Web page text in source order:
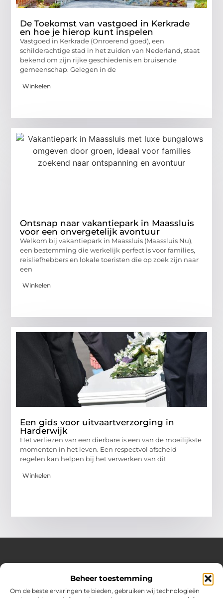
Beheer toestemming
Om de beste ervaringen te bieden, gebruiken wij technologieën
De Toekomst van vastgoed in Kerkrade
en hoe je hierop kunt inspelen
Vastgoed in Kerkrade (Onroerend goed), een
schilderachtige stad in het zuiden van Nederland, staat
bekend om zijn rijke geschiedenis en bruisende
gemeenschap. Gelegen in de
Winkelen
Ontsnap naar vakantiepark in Maassluis
voor een onvergetelijk avontuur
Welkom bij vakantiepark in Maassluis (Maassluis Nu),
een bestemming die werkelijk perfect is voor families,
reisliefhebbers en lokale toeristen die op zoek zijn naar
een
Winkelen
Een gids voor uitvaartverzorging in
Harderwijk
Het verliezen van een dierbare is een van de moeilijkste
momenten in het leven. Een respectvol afscheid
regelen kan helpen bij het verwerken van dit
Winkelen
Over Huizenplan
Jouw gids voor wooninspiratie en praktische tips